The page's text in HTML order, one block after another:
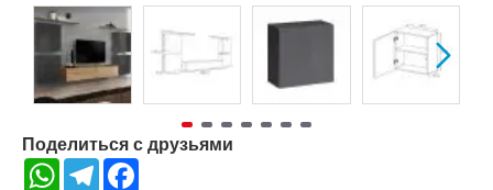
Поделиться с друзьями
WhatsAppTelegram